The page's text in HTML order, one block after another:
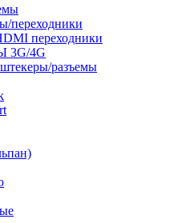
переходники
переходники
4G
разъемы